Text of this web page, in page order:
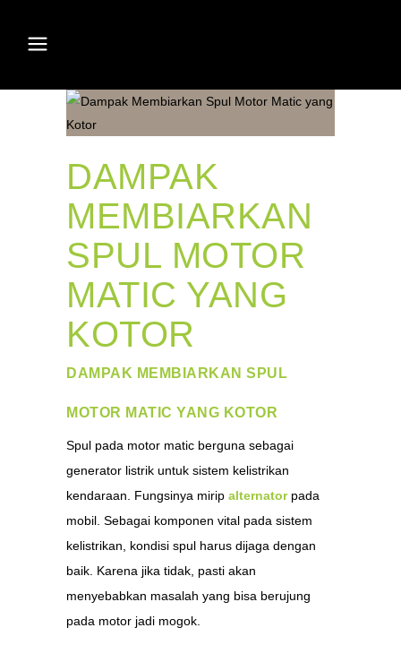
DAMPAK
MEMBIARKAN
SPUL MOTOR
MATIC YANG
KOTOR
DAMPAK MEMBIARKAN SPUL
MOTOR MATIC YANG KOTOR
Spul pada motor matic berguna sebagai
generator listrik untuk sistem kelistrikan
kendaraan. Fungsinya mirip alternatorpada
mobil. Sebagai komponen vital pada sistem
kelistrikan, kondisi spul harus dijaga dengan
baik. Karena jika tidak, pasti akan
menyebabkan masalah yang bisa berujung
pada motor jadi mogok.